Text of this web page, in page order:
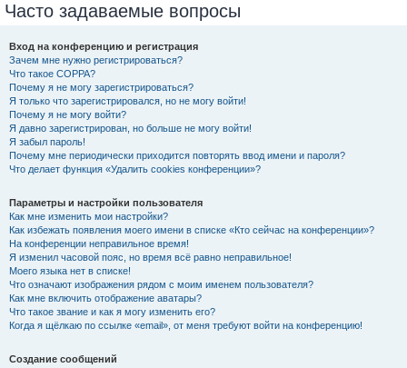
Часто задаваемые вопросы
Вход на конференцию и регистрация
Зачем мне нужно регистрироваться?
Что такое COPPA?
Почему я не могу зарегистрироваться?
Я только что зарегистрировался, но не могу войти!
Почему я не могу войти?
Я давно зарегистрирован, но больше не могу войти!
Я забыл пароль!
Почему мне периодически приходится повторять ввод имени и пароля?
Что делает функция «Удалить cookies конференции»?
Параметры и настройки пользователя
Как мне изменить мои настройки?
Как избежать появления моего имени в списке «Кто сейчас на конференции»?
На конференции неправильное время!
Я изменил часовой пояс, но время всё равно неправильное!
Моего языка нет в списке!
Что означают изображения рядом с моим именем пользователя?
Как мне включить отображение аватары?
Что такое звание и как я могу изменить его?
Когда я щёлкаю по ссылке «email», от меня требуют войти на конференцию!
Создание сообщений